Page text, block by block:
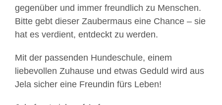
gegenüber und immer freundlich zu Menschen.
Bitte gebt dieser Zaubermaus eine Chance – sie
hat es verdient, entdeckt zu werden.
Mit der passenden Hundeschule, einem
liebevollen Zuhause und etwas Geduld wird aus
Jela sicher eine Freundin fürs Leben!